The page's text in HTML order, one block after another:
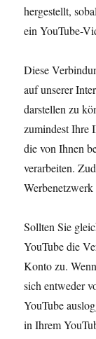
hergestellt,
ein YouTube-
Diese
auf unserer
darstellen zu
zumindest Ihre
die von Ihnen
verarbeiten.
Sollten Sie
YouTube die
Konto zu.
sich entweder
YouTube
in Ihrem